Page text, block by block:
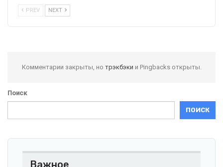
PREV NEXT
Комментарии закрыты, но трэкбэки и Pingbacks открыты.
Поиск
ПОИСК
Важное